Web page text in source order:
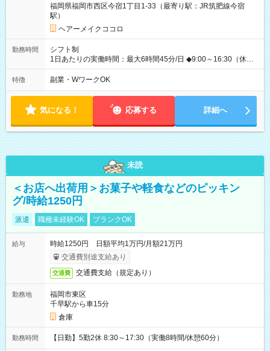
円 ～ 1,250円
福岡県福岡市西区今宿1丁目1-33（最寄り駅：JR筑肥線今宿
駅）
ヘアーメイクココロ
勤務時間
シフト制
1日あたりの実働時間：最大6時間45分/日 ◆9:00～16:30（休憩
45分） ◇週2日~OK！！ ◆残業レッスン一切なし ◇休みの日の
講習参加、モデルハント一切なし ☆★☆★☆★☆★☆ 上記の条件
ご希望があったらぜひご相談ください！ もちろん、週の出勤日
数も相談OKです！ ☆★☆★☆★☆★☆★☆
特徴 副業・WワークOK
気になる！ 応募する 詳細へ
未読
＜お店へ出荷用＞お菓子や軽食などのピッキン
グ/時給1250円
派遣 職種未経験OK ブランクOK
給与
時給1250円 日額平均1万円/月額21万円
交通費別途支給あり
交通費 交通費支給（規定あり）
勤務地
福岡市東区
千早駅から車15分
倉庫
勤務時間 【日勤】5勤2休 8:30～17:30（実働8時間/休憩60分）